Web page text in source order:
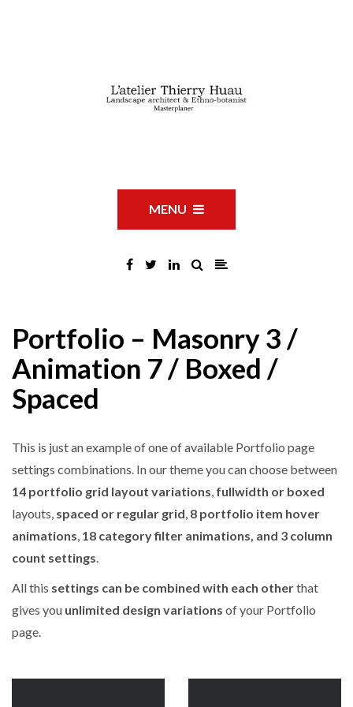
MENU
Portfolio – Masonry 3 /
Animation 7 / Boxed /
Spaced
This is just an example of one of available Portfolio page
settings combinations. In our theme you can choose between
14 portfolio grid layout variations, fullwidth or boxed
layouts, spaced or regular grid, 8 portfolio item hover
animations, 18 category filter animations, and 3 column
count settings.
All this settings can be combined with each otherthat
gives you unlimited design variations of your Portfolio
page.